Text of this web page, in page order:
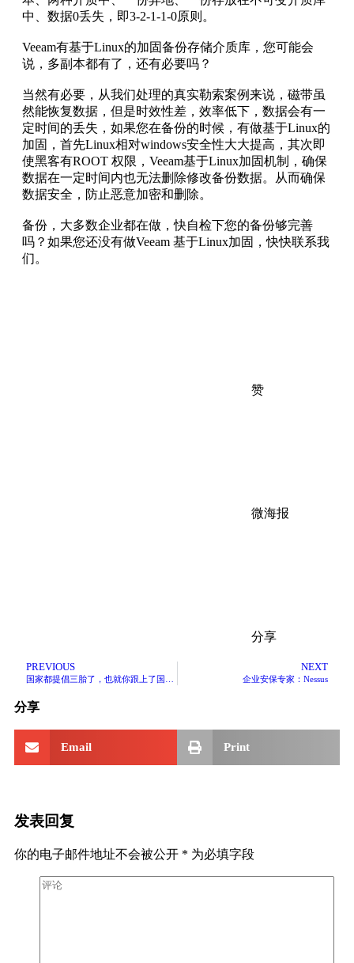
中、数据0丢失，即3-2-1-1-0原则。
Veeam有基于Linux的加固备份存储介质库，您可能会
说，多副本都有了，还有必要吗？
当然有必要，从我们处理的真实勒索案例来说，磁带虽
然能恢复数据，但是时效性差，效率低下，数据会有一
定时间的丢失，如果您在备份的时候，有做基于Linux的
加固，首先Linux相对windows安全性大大提高，其次即
使黑客有ROOT 权限，Veeam基于Linux加固机制，确保
数据在一定时间内也无法删除修改备份数据。从而确保
数据安全，防止恶意加密和删除。
备份，大多数企业都在做，快自检下您的备份够完善
吗？如果您还没有做Veeam 基于Linux加固，快快联系我
们。
赞
微海报
分享
PREVIOUS NEXT
企业安保专家：Nessus
分享
Email Print
发表回复
你的电子邮件地址不会被公开 * 为必填字段